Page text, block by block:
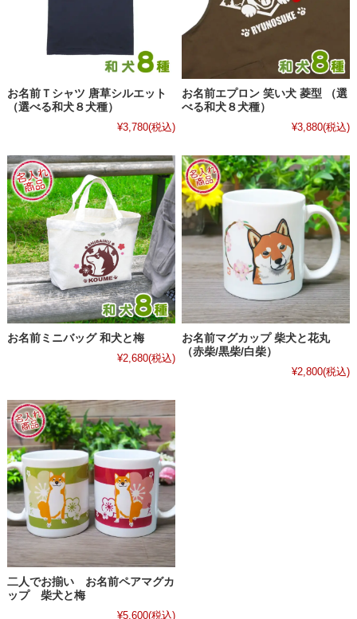
お名前Ｔシャツ 唐草シルエット
（選べる和犬８犬種）
¥3,780(税込)
お名前エプロン 笑い犬 菱型 （選
べる和犬８犬種）
¥3,880(税込)
お名前ミニバッグ 和犬と梅
¥2,680(税込)
お名前マグカップ 柴犬と花丸
（赤柴/黒柴/白柴）
¥2,800(税込)
二人でお揃い お名前ペアマグカ
ップ 柴犬と梅
¥5,600(税込)